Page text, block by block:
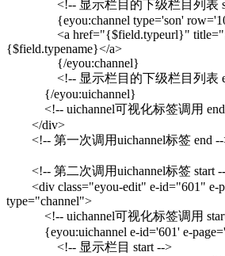
<!-- 显示栏目的下级栏目列表
{eyou:channel type='son'
<a href="{$field.typeurl}"
{$field.typename}</a>
{/eyou:channel}
<!-- 显示栏目的下级栏目列表
{/eyou:uichannel}
<!-- uichannel可视化标签调用 end
</div>
<!-- 第一次调用uichannel标签 end --
<!-- 第二次调用uichannel标签 start
<div class="eyou-edit" e-id="601" e-
type="channel">
<!-- uichannel可视化标签调用
{eyou:uichannel e-id='601' e-
<!-- 显示栏目 start -->